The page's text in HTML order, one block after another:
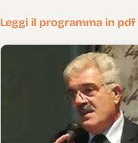
Leggi il programma in pdf